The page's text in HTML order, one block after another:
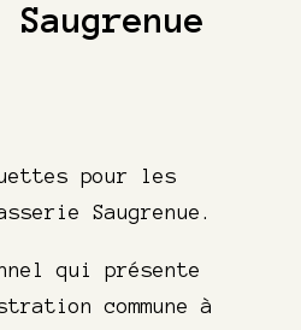
pour les
Saugrenue.
qui présente
commune à